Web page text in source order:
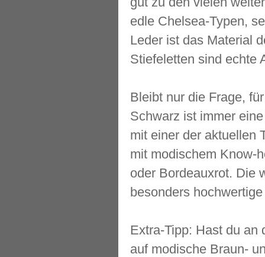
edle Chelsea-Typen,
Leder ist das Material
Stiefeletten sind echte
Bleibt nur die Frage,
Schwarz ist immer
mit einer der aktuellen
mit modischem Know-
oder Bordeauxrot. Die
besonders
Extra-Tipp: Hast du an
auf modische Braun-